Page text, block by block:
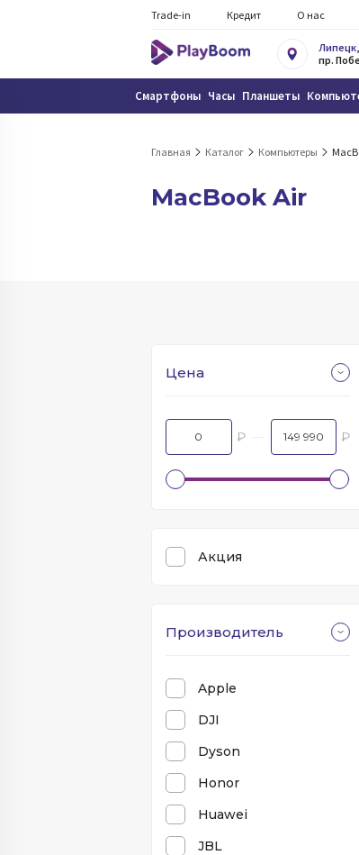
Trade-in Кредит О нас
Липецк
пр.
Смартфоны Часы Планшеты
Главная Каталог Компьютеры
MacBook Air
Цена
₽ ₽
Акция
Производитель
Apple
DJI
Dyson
Honor
Huawei
JBL